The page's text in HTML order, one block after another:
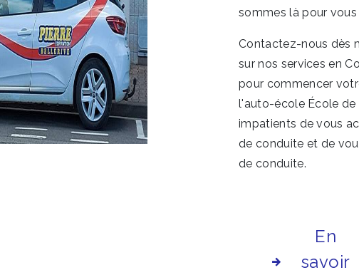
sommes là pour
Contactez-nous dès maintenant pour en savoir plus
sur nos services en
pour commencer
l'auto-école École de
impatients de vous
de conduite et de
de conduite.
En
savoir